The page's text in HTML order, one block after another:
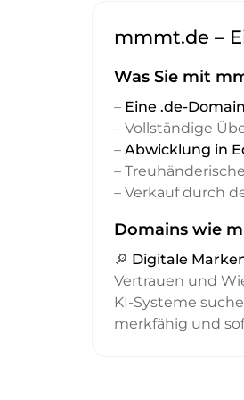
mmmt.de –
Was Sie mit
– Eine .de-
– Vollständige
– Abwicklung in
–
– Verkauf durch
Domains wie
🔎 Digitale
Vertrauen und
KI-Systeme
merkfähig und